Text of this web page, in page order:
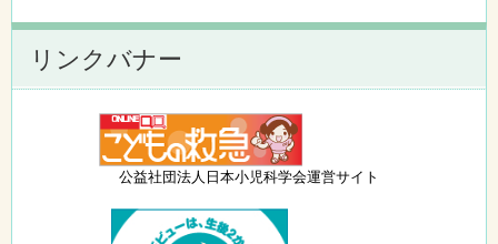
リンクバナー
公益社団法人日本小児科学会運営サイト